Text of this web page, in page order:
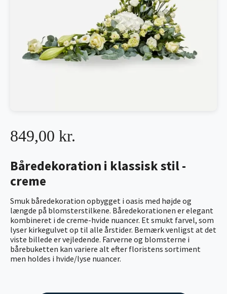
Båredekoration i klassisk stil -
creme
Smuk båredekoration opbygget i oasis med højde og
længde på blomsterstilkene. Båredekorationen er elegant
kombineret i de creme-hvide nuancer. Et smukt farvel, som
lyser kirkegulvet op til alle årstider. Bemærk venligst at det
viste billede er vejledende. Farverne og blomsterne i
bårebuketten kan variere alt efter floristens sortiment
men holdes i hvide/lyse nuancer.
849,00 kr.